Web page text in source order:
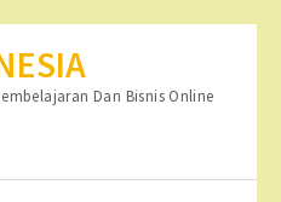
Dan Bisnis Online